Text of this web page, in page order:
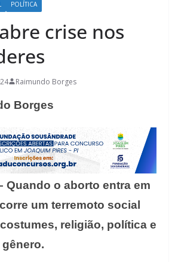
POLÍTICA
crise nos
Raimundo Borges
Borges
Quando o aborto entra em
um terremoto social
religião, política e